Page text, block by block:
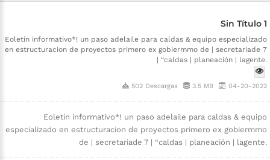
Sin Título 1
Eoletín informativo*! un paso adelaile para caldas & equipo especializado
en estructuracion de proyectos primero ex gobiermmo de | secretariade 7
| “caldas | planeación | lagente.
502 Descargas 3.5 MB 04-20-2022
Eoletín informativo*! un paso adelaile para caldas & equipo
especializado en estructuracion de proyectos primero ex gobiermmo
de | secretariade 7 | “caldas | planeación | lagente.